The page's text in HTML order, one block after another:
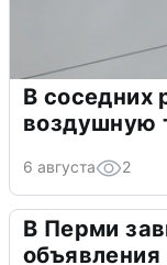
В соседних
воздушную
6 августа 2
В Перми
объявления